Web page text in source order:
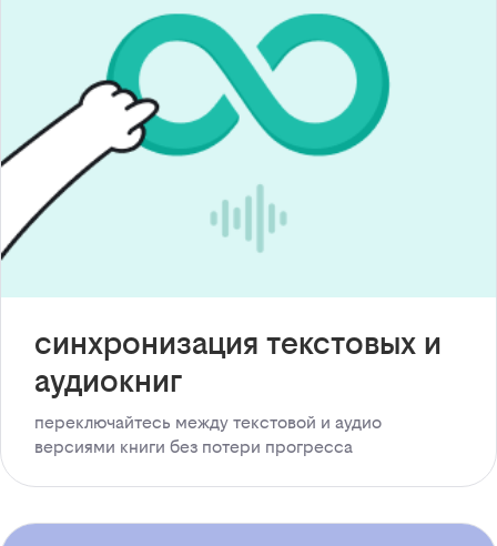
синхронизация текстовых и
аудиокниг
переключайтесь между текстовой и аудио
версиями книги без потери прогресса